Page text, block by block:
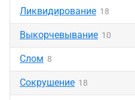
Ликвидирование 18
Выкорчевывание 10
Слом 8
Сокрушение 18